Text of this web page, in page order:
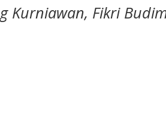
Kurniawan, Fikri